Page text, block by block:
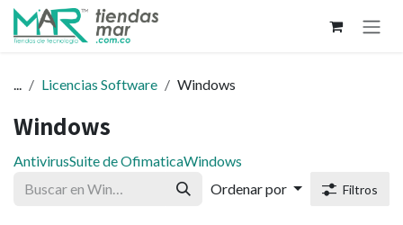
Ir al contenido
... Licencias Software Windows
Windows
AntivirusSuite de OfimaticaWindows
Ordenar por
Filtros